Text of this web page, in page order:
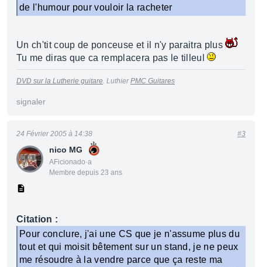
de l'humour pour vouloir la racheter
Un ch'tit coup de ponceuse et il n'y paraitra plus
Tu me diras que ca remplacera pas le tilleul
DVD sur la Lutherie guitare. LuthierPMC Guitares
signaler
nico MG
AFicionado·a
Membre depuis 23 ans
24 Février 2005 à 14:38 #3
Citation :
Pour conclure, j'ai une CS que je n'assume plus du
tout et qui moisit bêtement sur un stand, je ne peux
me résoudre à la vendre parce que ça reste ma